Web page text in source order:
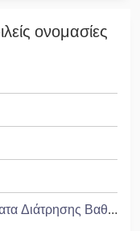
ονομασίες
Heidenreich & Harbeck Μηχανήματα Διάτρησης Βαθιάς Οπής